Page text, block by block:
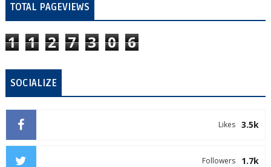
TOTAL PAGEVIEWS
1 1 2 7 3 0 6
SOCIALIZE
3.5k
Likes
1.7k
Followers